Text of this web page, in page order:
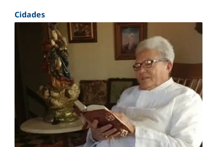
Cidades